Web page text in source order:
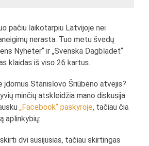
pačiu laikotarpiu Latvijoje nei
nerasta. Tuo metu švedų
Nyheter“ ir „Svenska Dagbladet“
klaidas iš viso 26 kartus.
įdomus Stanislovo Šriūbėno atvejis?
minčių atskleidžia mano diskusija
„Facebook“ paskyroje, tačiau čia
aplinkybių:
dvi susijusias, tačiau skirtingas